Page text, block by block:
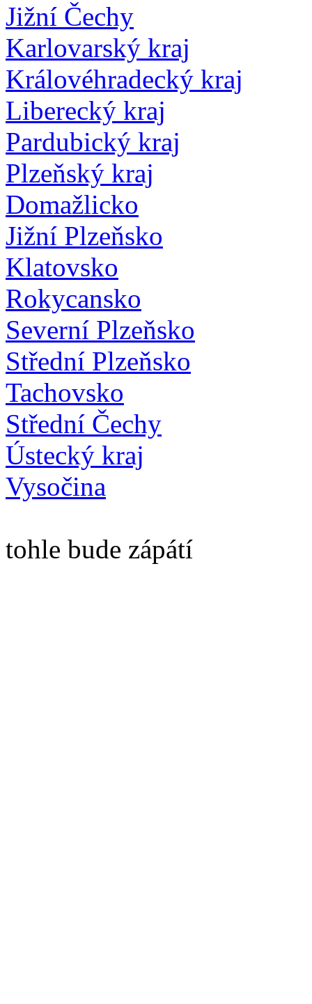
Jižní Čechy
Karlovarský kraj
Královéhradecký kraj
Liberecký kraj
Pardubický kraj
Plzeňský kraj
Domažlicko
Jižní Plzeňsko
Klatovsko
Rokycansko
Severní Plzeňsko
Střední Plzeňsko
Tachovsko
Střední Čechy
Ústecký kraj
Vysočina
tohle bude zápátí